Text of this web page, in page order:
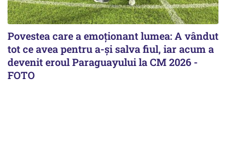
Povestea care a emoționant lumea: A vândut
tot ce avea pentru a-și salva fiul, iar acum a
devenit eroul Paraguayului la CM 2026 -
FOTO